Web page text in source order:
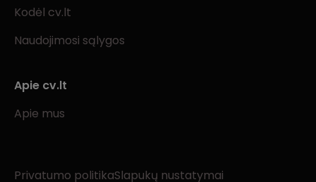
Kodėl cv.lt
Naudojimosi sąlygos
Apie cv.lt
Apie mus
Privatumo politikaSlapukų nustatymai